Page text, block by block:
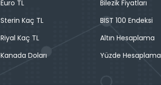
Euro TL
Sterin Kaç TL
Riyal Kaç TL
Kanada Doları
Bilezik Fiyatları
BIST 100 Endeksi
Altın Hesaplama
Yüzde Hesaplama